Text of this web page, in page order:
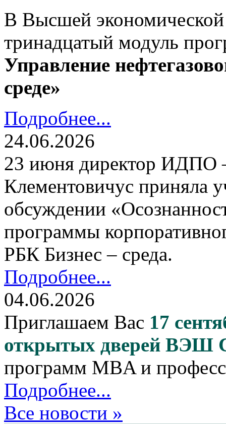
В Высшей
тринадцатый модуль
Управление
среде»
Подробнее...
24.06.2026
23 июня директор
Клементовичус приняла
обсуждении
программы
РБК Бизнес – среда.
Подробнее...
04.06.2026
Приглашаем Вас 17
открытых дверей ВЭШ
программ MBA и
Подробнее...
Все новости »